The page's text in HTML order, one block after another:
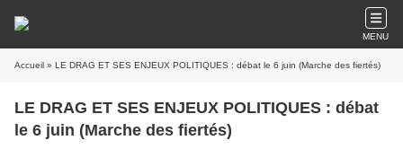
MENU
Accueil » LE DRAG ET SES ENJEUX POLITIQUES : débat le 6 juin (Marche des fiertés)
LE DRAG ET SES ENJEUX POLITIQUES : débat
le 6 juin (Marche des fiertés)